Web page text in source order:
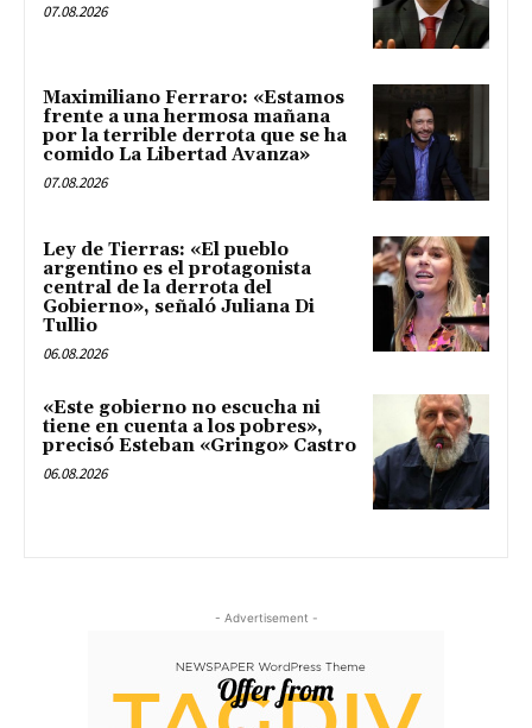
07.08.2026
Maximiliano Ferraro: «Estamos
frente a una hermosa mañana
por la terrible derrota que se ha
comido La Libertad Avanza»
07.08.2026
Ley de Tierras: «El pueblo
argentino es el protagonista
central de la derrota del
Gobierno», señaló Juliana Di
Tullio
06.08.2026
«Este gobierno no escucha ni
tiene en cuenta a los pobres»,
precisó Esteban «Gringo» Castro
06.08.2026
- Advertisement -